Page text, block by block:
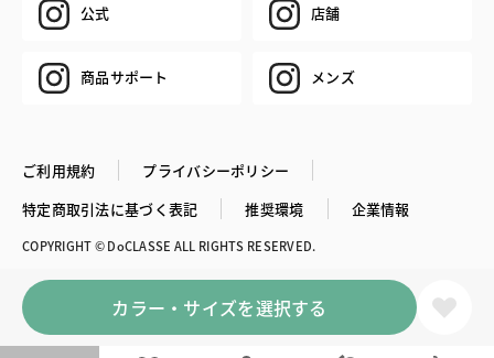
カラー・サイズを選択する
公式 店舗
商品サポート メンズ
ご利用規約
プライバシーポリシー
特定商取引法に基づく表記
推奨環境 企業情報
COPYRIGHT © DoCLASSE ALL RIGHTS RESERVED.